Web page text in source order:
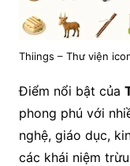
Thiings – Thư viện
Điểm nổi bật của
phong phú với
nghệ, giáo dục,
các khái niệm